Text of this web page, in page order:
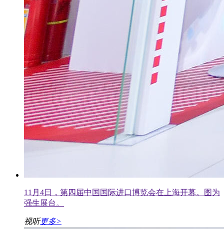
11月4日，第四届中国国际进口博览会在上海开幕。图为
强生展台。
视听更多>